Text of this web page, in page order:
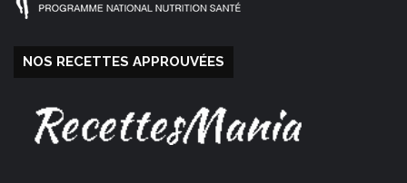
NOS RECETTES APPROUVÉES